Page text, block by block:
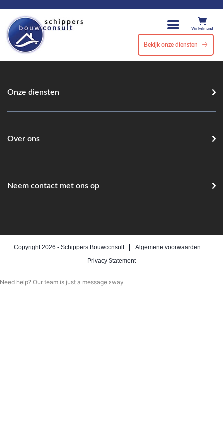
Winkelmand
Bekijk onze diensten
Onze diensten
Over ons
Neem contact met ons op
Copyright 2026 - Schippers Bouwconsult
Algemene voorwaarden
Privacy Statement
Need help? Our team is just a message away